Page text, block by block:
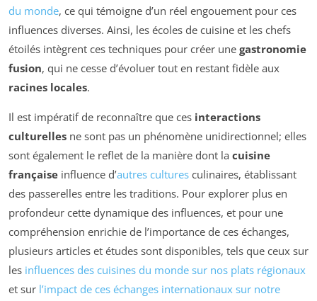
du monde, ce qui témoigne d’un réel engouement pour ces
influences diverses. Ainsi, les écoles de cuisine et les chefs
étoilés intègrent ces techniques pour créer une gastronomie
fusion, qui ne cesse d’évoluer tout en restant fidèle aux
racines locales.
Il est impératif de reconnaître que ces interactions
culturelles ne sont pas un phénomène unidirectionnel; elles
sont également le reflet de la manière dont la cuisine
française influence d’autres cultures culinaires, établissant
des passerelles entre les traditions. Pour explorer plus en
profondeur cette dynamique des influences, et pour une
compréhension enrichie de l’importance de ces échanges,
plusieurs articles et études sont disponibles, tels que ceux sur
les influences des cuisines du monde sur nos plats régionaux
et sur l’impact de ces échanges internationaux sur notre